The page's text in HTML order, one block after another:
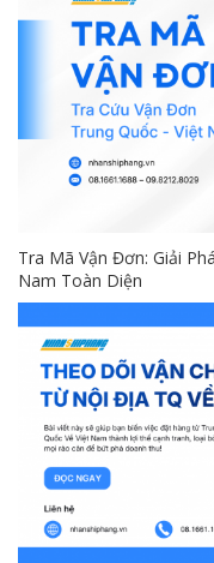
Tra Mã Vận Đơn: Giải
Nam Toàn Diện